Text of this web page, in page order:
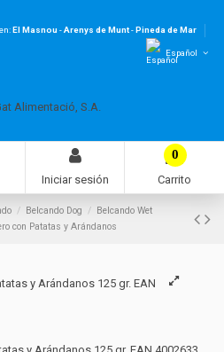
El Masnou-Arenys de Munt-Pineda de Mar
Español
Iniciar sesión
0
Carrito
Belcando Dog
Belcando Wet
con Patatas y Arándanos